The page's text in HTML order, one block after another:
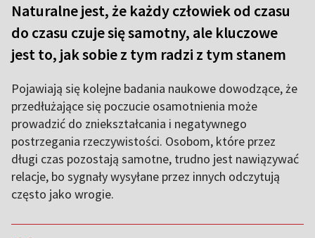
Naturalne jest, że każdy człowiek od czasu
do czasu czuje się samotny, ale kluczowe
jest to, jak sobie z tym radzi z tym stanem
Pojawiają się kolejne badania naukowe dowodzące, że
przedłużające się poczucie osamotnienia może
prowadzić do zniekształcania i negatywnego
postrzegania rzeczywistości. Osobom, które przez
długi czas pozostają samotne, trudno jest nawiązywać
relacje, bo sygnały wysyłane przez innych odczytują
często jako wrogie.